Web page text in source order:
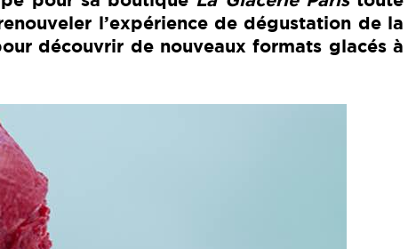
l’expérience de dégustation de la
découvrir de nouveaux formats glacés à